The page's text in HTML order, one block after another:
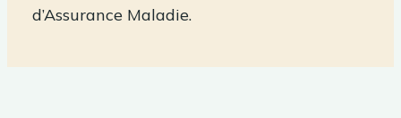
d’Assurance Maladie.